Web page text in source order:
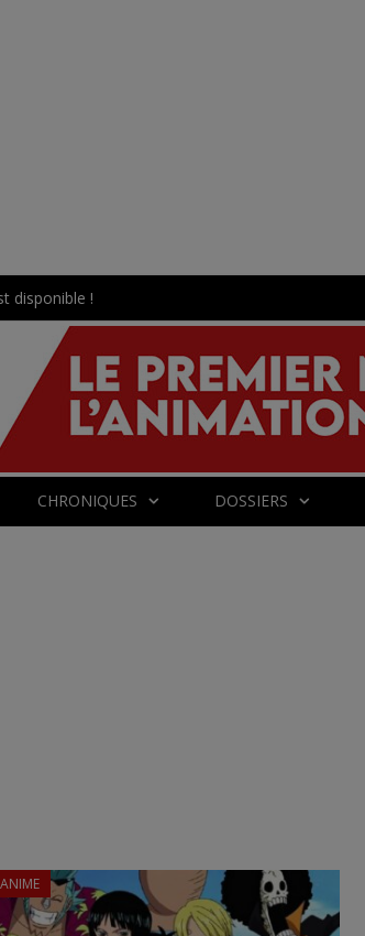
disponible !
CHRONIQUES DOSSIERS
ANIME